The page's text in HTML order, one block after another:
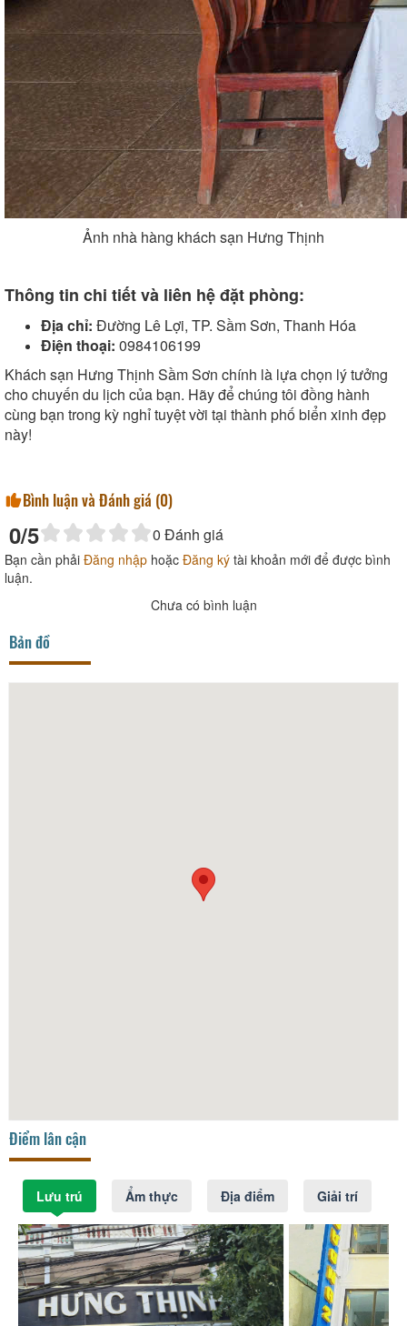
Ảnh nhà hàng khách sạn Hưng Thịnh
Thông tin chi tiết và liên hệ đặt phòng:
Địa chỉ: Đường Lê Lợi, TP. Sầm Sơn, Thanh Hóa
Điện thoại: 0984106199
Khách sạn Hưng Thịnh Sầm Sơn chính là lựa chọn lý tưởng
cho chuyến du lịch của bạn. Hãy để chúng tôi đồng hành
cùng bạn trong kỳ nghỉ tuyệt vời tại thành phố biển xinh đẹp
này!
Bình luận và Đánh giá (0)
0/5 0 Đánh giá
Bạn cần phải Đăng nhập hoặc Đăng ký tài khoản mới để được bình
luận.
Chưa có bình luận
Bản đồ
Điểm lân cận
Lưu trú Ẩm thực Địa điểm Giải trí